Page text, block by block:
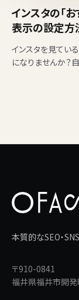
インスタの「
表示の設定方
インスタを見てい
になりませんか？
本質的なSEO・
〒910-0841
福井県福井市開